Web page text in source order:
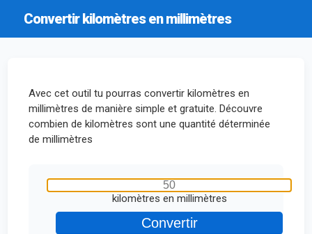
Convertir kilomètres en millimètres
Avec cet outil tu pourras convertir kilomètres en
millimètres de manière simple et gratuite. Découvre
combien de kilomètres sont une quantité déterminée
de millimètres
kilomètres en millimètres